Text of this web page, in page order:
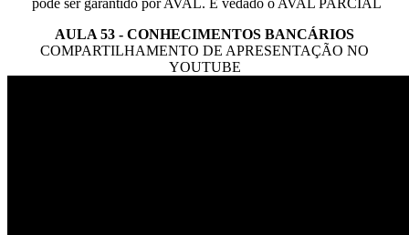
AULA 53 - CONHECIMENTOS BANCÁRIOS
COMPARTILHAMENTO DE APRESENTAÇÃO NO
YOUTUBE